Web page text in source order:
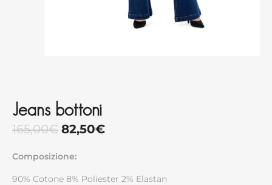
Jeans bottoni
165,00€ 82,50€
Composizione:
90% Cotone 8% Poliester 2% Elastan